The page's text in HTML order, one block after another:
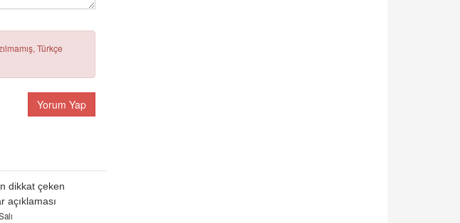
Türkçe
Yorum Yap
dikkat çeken
açıklaması